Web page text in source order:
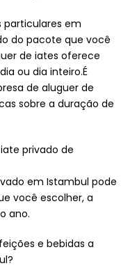
particulares em
do pacote que você
de iates oferece
ou dia inteiro.É
de aluguer de
sobre a duração de
privado de
em Istambul pode
você escolher, a
ano.
e bebidas a